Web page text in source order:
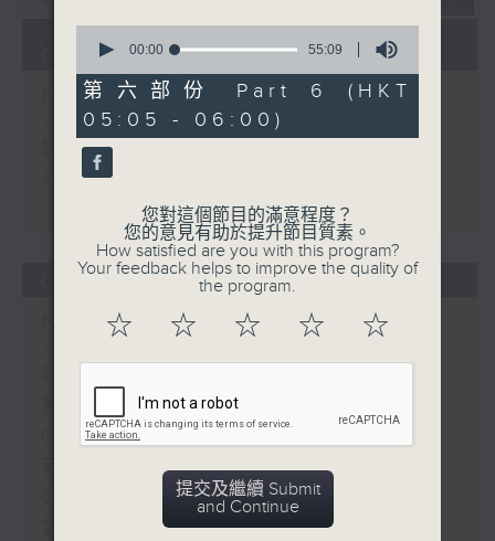
07/08/2026
Night Music 長夜細聽
網上直播完畢稍後提供節目重溫。
Archive will be available after
live webcast
06/08/2026
Night Music 長夜細聽
第一部份 Part 1 (HKT 00:05 -
01:00)
第二部份 Part 2 (HKT 01:05 -
第三部份 Part 3 (HKT 02:05 -
seconds
55
minutes,
9
seconds
00:00 55:09
第六部份 Part 6 (HKT
05:05 - 06:00)
您對這個節目的滿意程度？
您的意見有助於提升節目質素。
How satisfied are you with this program?
Your feedback helps to improve the quality of
the program.
☆ ☆ ☆ ☆ ☆
提交及繼續 Submit
and Continue